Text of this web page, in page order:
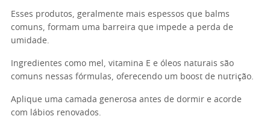
Esses produtos, geralmente mais espessos que balms
comuns, formam uma barreira que impede a perda de
umidade.
Ingredientes como mel, vitamina E e óleos naturais são
comuns nessas fórmulas, oferecendo um boost de nutrição.
Aplique uma camada generosa antes de dormir e acorde
com lábios renovados.